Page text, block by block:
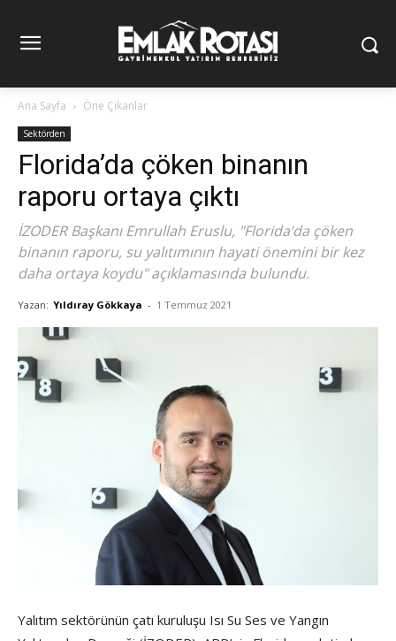
Ana Sayfa Öne Çıkanlar
Sektörden
Florida’da çöken binanın
raporu ortaya çıktı
İZODER Başkanı Emrullah Eruslu, "Florida’da çöken
binanın raporu, su yalıtımının hayati önemini bir kez
daha ortaya koydu" açıklamasında bulundu.
Yazan: Yıldıray Gökkaya - 1 Temmuz 2021
Yalıtım sektörünün çatı kuruluşu Isı Su Ses ve Yangın